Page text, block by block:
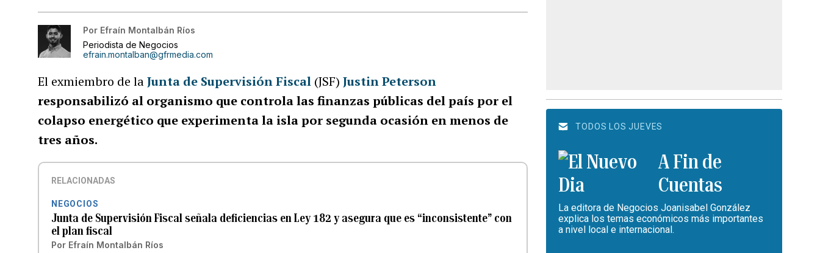
Por Efraín Montalbán Ríos
Periodista de Negocios
efrain.montalban@gfrmedia.com
El exmiembro de laJunta de Supervisión Fiscal (JSF)Justin Peterson
responsabilizó al organismo que controla las finanzas públicas del país por el
colapso energético que experimenta la isla por segunda ocasión en menos de
tres años.
RELACIONADAS
NEGOCIOS
Junta de Supervisión Fiscal señala deficiencias en Ley 182 y asegura que es “inconsistente” con
el plan fiscal
Por Efraín Montalbán Ríos
TODOS LOS JUEVES
A Fin de
Cuentas
La editora de Negocios Joanisabel González
explica los temas económicos más importantes
a nivel local e internacional.